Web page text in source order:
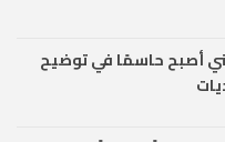
أصبح حاسمًا في توضيح